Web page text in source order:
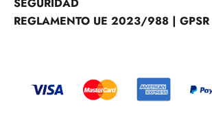
REGLAMENTO UE 2023/988 | GPSR